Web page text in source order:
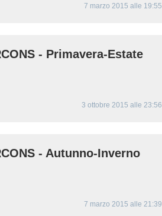
7 marzo 2015 alle 19:55
- Primavera-Estate
3 ottobre 2015 alle 23:56
- Autunno-Inverno
7 marzo 2015 alle 21:39